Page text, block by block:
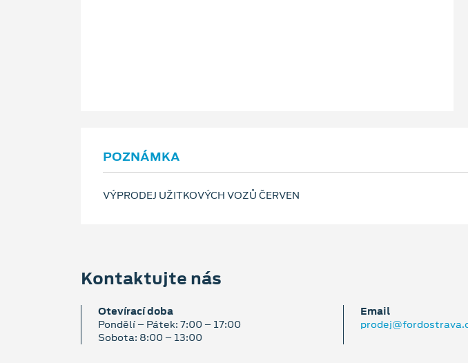
POZNÁMKA
VÝPRODEJ UŽITKOVÝCH VOZŮ ČERVEN
Kontaktujte nás
Otevírací doba
Pondělí – Pátek: 7:00 – 17:00
Sobota: 8:00 – 13:00
Email